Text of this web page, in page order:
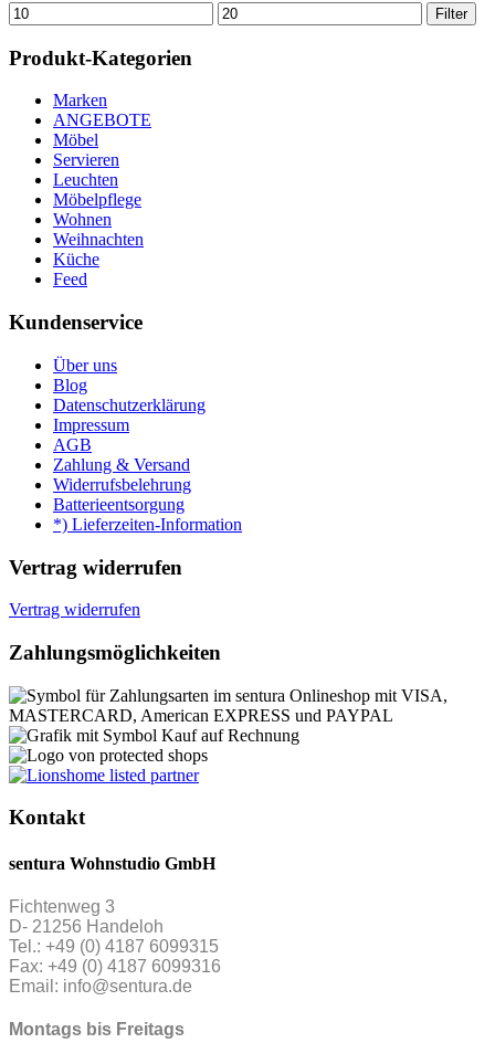
Min.
Preis
Max.
Preis
Filter
Produkt-Kategorien
Marken
ANGEBOTE
Möbel
Servieren
Leuchten
Möbelpflege
Wohnen
Weihnachten
Küche
Feed
Kundenservice
Über uns
Blog
Datenschutzerklärung
Impressum
AGB
Zahlung & Versand
Widerrufsbelehrung
Batterieentsorgung
*) Lieferzeiten-Information
Vertrag widerrufen
Vertrag widerrufen
Zahlungsmöglichkeiten
Kontakt
sentura Wohnstudio GmbH
Fichtenweg 3
D- 21256 Handeloh
Tel.: +49 (0) 4187 6099315
Fax: +49 (0) 4187 6099316
Email: info@sentura.de
Montags bis Freitags